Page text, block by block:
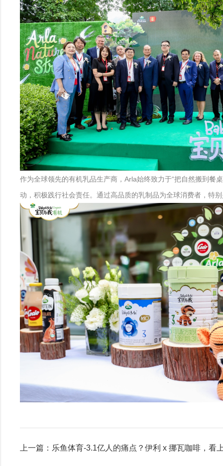
作为全球领先的有机乳品生产商，Arla始终致力于“把自然搬到
动，积极践行社会责任。通过高品质的乳制品为全球消费者，特
上一篇：乐鱼体育-3.1亿人的痛点？伊利 x 挪瓦咖啡，看